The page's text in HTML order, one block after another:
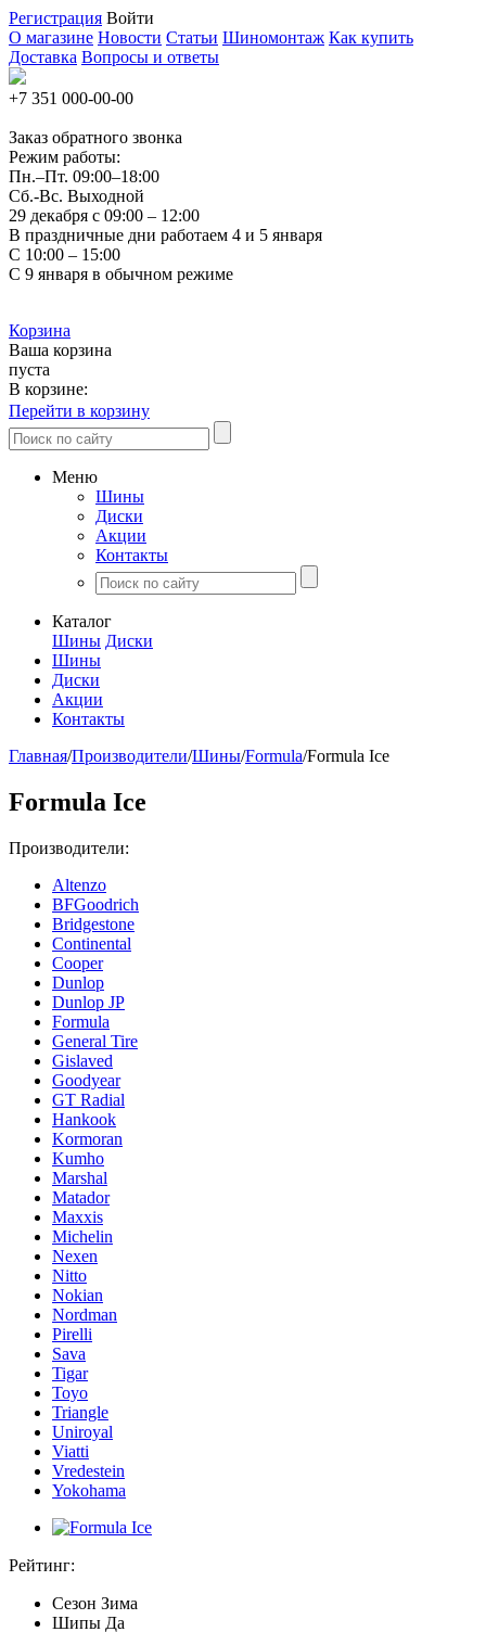
Регистрация Войти
О магазине Новости Статьи Шиномонтаж Как купить
Доставка Вопросы и ответы
+7 351 000-00-00
Заказ обратного звонка
Режим работы:
Пн.–Пт. 09:00–18:00
Сб.-Вс. Выходной
29 декабря с 09:00 – 12:00
В праздничные дни работаем 4 и 5 января
С 10:00 – 15:00
С 9 января в обычном режиме
Корзина
Ваша корзина
пуста
В корзине:
Перейти в корзину
Меню
Шины
Диски
Акции
Контакты
Каталог
Шины Диски
Шины
Диски
Акции
Контакты
Главная/Производители/Шины/Formula/Formula Ice
Formula Ice
Производители:
Altenzo
BFGoodrich
Bridgestone
Continental
Cooper
Dunlop
Dunlop JP
Formula
General Tire
Gislaved
Goodyear
GT Radial
Hankook
Kormoran
Kumho
Marshal
Matador
Maxxis
Michelin
Nexen
Nitto
Nokian
Nordman
Pirelli
Sava
Tigar
Toyo
Triangle
Uniroyal
Viatti
Vredestein
Yokohama
Рейтинг:
Сезон Зима
Шипы Да